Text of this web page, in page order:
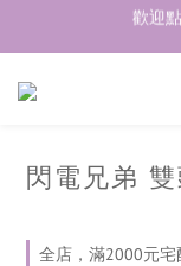
加入會員即享
歡迎
加入會員即享
閃電兄弟
全店，滿2000元宅